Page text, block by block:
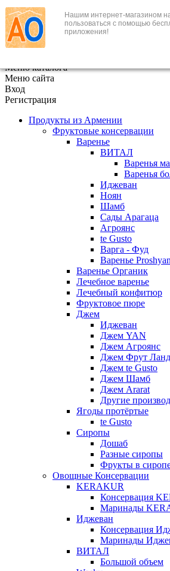
Нашим интернет-магазином
пользоваться с помощью
приложения!
+7 (495) 646-888-1
В корзине
Меню каталога
Меню сайта
Вход
Регистрация
Продукты из Армении
Фруктовые консервации
Варенье
ВИТАЛ
Варенья
Варенья
Иджеван
Ноян
Шамб
Сады Арагаца
Агроянс
te Gusto
Варга - Фуд
Варенье
Варенье Органик
Лечебное варенье
Лечебный конфитюр
Фруктовое пюре
Джем
Иджеван
Джем YAN
Джем Агроянс
Джем Фрут Ланд
Джем te Gusto
Джем Шамб
Джем Ararat
Другие
Ягоды протёртые
te Gusto
Сиропы
Дошаб
Разные сиропы
Фрукты в
Овощные Консервации
KERAKUR
Консервация
Маринады
Иджеван
Консервация
Маринады
ВИТАЛ
Большой объем